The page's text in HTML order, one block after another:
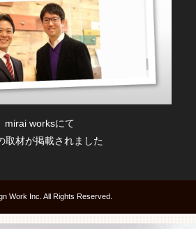
mirai worksにて
取材が掲載されました
Work Inc. All Rights Reserved.